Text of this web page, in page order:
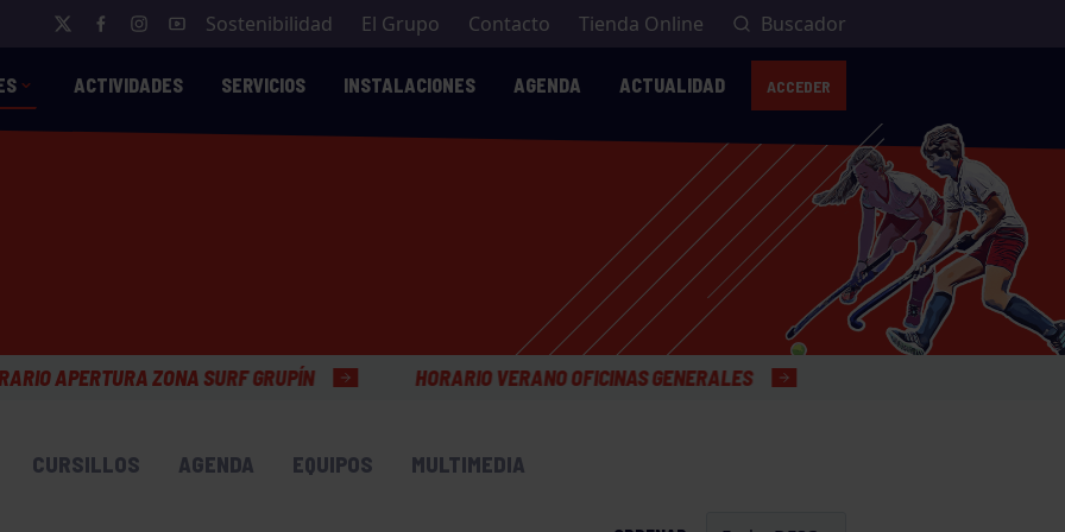
Sostenibilidad El Grupo Contacto Tienda Online Buscador
ACTIVIDADES SERVICIOS INSTALACIONES AGENDA ACTUALIDAD ACCEDER
SURF GRUPÍN HORARIO VERANO OFICINAS GENERALES
CURSILLOS AGENDA EQUIPOS MULTIMEDIA